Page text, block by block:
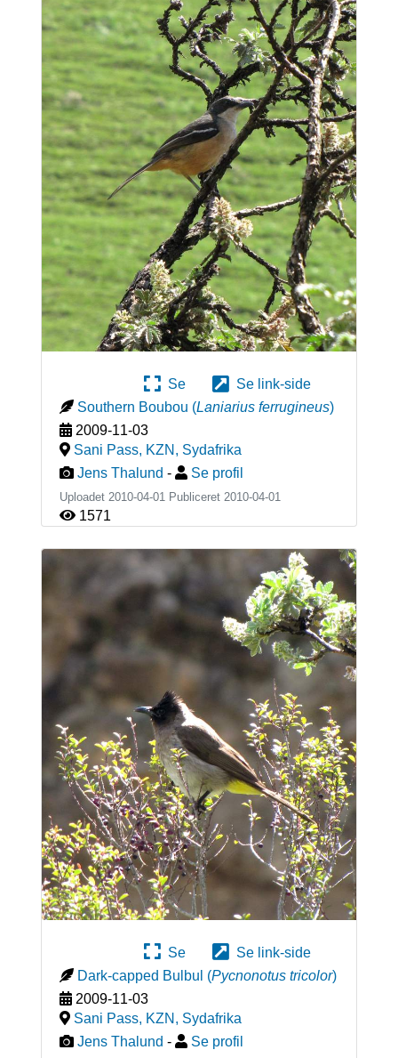
Se
Se link-side
Southern Boubou (Laniarius ferrugineus)
2009-11-03
Sani Pass, KZN , Sydafrika
Jens Thalund - Se profil
Uploadet 2010-04-01 Publiceret 2010-04-01
1571
Se
Se link-side
Dark-capped Bulbul (Pycnonotus tricolor)
2009-11-03
Sani Pass, KZN , Sydafrika
Jens Thalund - Se profil